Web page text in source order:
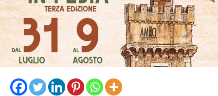
L’ingresso con unico orario alle 19 Dalle 19:15 alle
20:45, l’escursione, poi la pausa per cena al sacco, quindi
dalle 21:20 alle 23:00 l’ Osservazione guidata del cielo
stellato con gli esperti dell’APA.
Biglietto 10 euro.